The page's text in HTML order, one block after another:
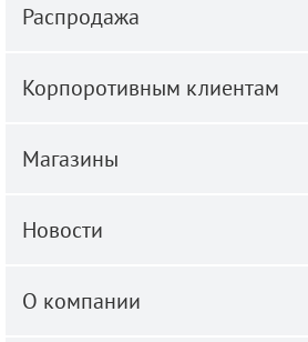
Распродажа
Корпоротивным клиентам
Магазины
Новости
О компании